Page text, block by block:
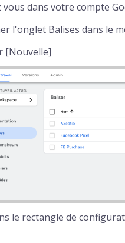
vous dans votre compte
l'onglet Balises dans le
[Nouvelle]
le rectangle de